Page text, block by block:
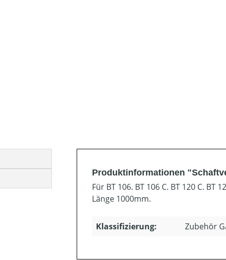
Produktinformationen
Für BT 106. BT 106 C. BT 120 C.
Länge 1000mm.
Klassifizierung: Zubehör